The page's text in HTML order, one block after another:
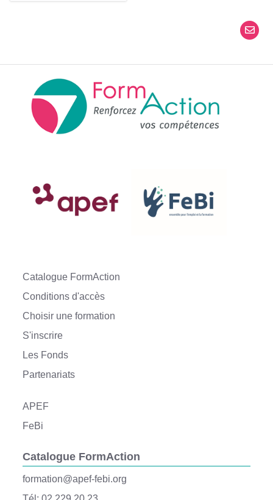
Catalogue FormAction
Conditions d'accès
Choisir une formation
S'inscrire
Les Fonds
Partenariats
APEF
FeBi
Catalogue FormAction
formation@apef-febi.org